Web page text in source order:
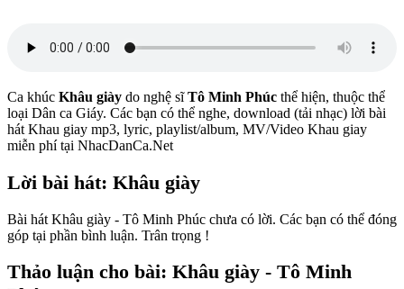
Ca khúc Khâu giày do nghệ sĩTô Minh Phúc thể hiện, thuộc thể
loại Dân ca Giáy. Các bạn có thể nghe, download (tải nhạc) lời bài
hát Khau giay mp3, lyric, playlist/album, MV/Video Khau giay
miễn phí tại NhacDanCa.Net
Lời bài hát: Khâu giày
Bài hát Khâu giày - Tô Minh Phúc chưa có lời. Các bạn có thể đóng
góp tại phần bình luận. Trân trọng !
Thảo luận cho bài: Khâu giày - Tô Minh